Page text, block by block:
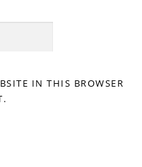
IN THIS BROWSER